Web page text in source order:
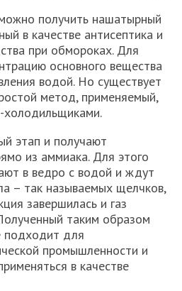
получить нашатырный
в качестве антисептика и
при обмороках. Для
основного вещества
водой. Но существует
метод, применяемый,
холодильщиками.
этап и получают
из аммиака. Для этого
в ведро с водой и ждут
– так называемых щелчков,
завершилась и газ
таким образом
подходит для
промышленности и
в качестве